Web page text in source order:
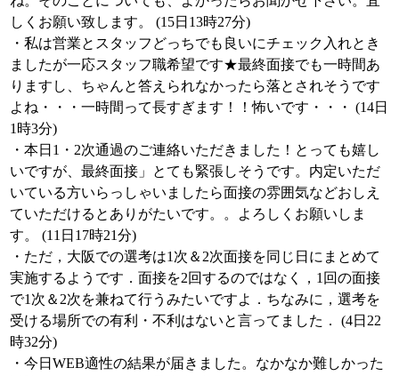
しくお願い致します。 (15日13時27分)
・私は営業とスタッフどっちでも良いにチェック入れとき
ましたが一応スタッフ職希望です★最終面接でも一時間あ
りますし、ちゃんと答えられなかったら落とされそうです
よね・・・一時間って長すぎます！！怖いです・・・ (14日
1時3分)
・本日1・2次通過のご連絡いただきました！とっても嬉し
いですが、最終面接」とても緊張しそうです。内定いただ
いている方いらっしゃいましたら面接の雰囲気などおしえ
ていただけるとありがたいです。。よろしくお願いしま
す。 (11日17時21分)
・ただ，大阪での選考は1次＆2次面接を同じ日にまとめて
実施するようです．面接を2回するのではなく，1回の面接
で1次＆2次を兼ねて行うみたいですよ．ちなみに，選考を
受ける場所での有利・不利はないと言ってました． (4日22
時32分)
・今日WEB適性の結果が届きました。なかなか難しかった